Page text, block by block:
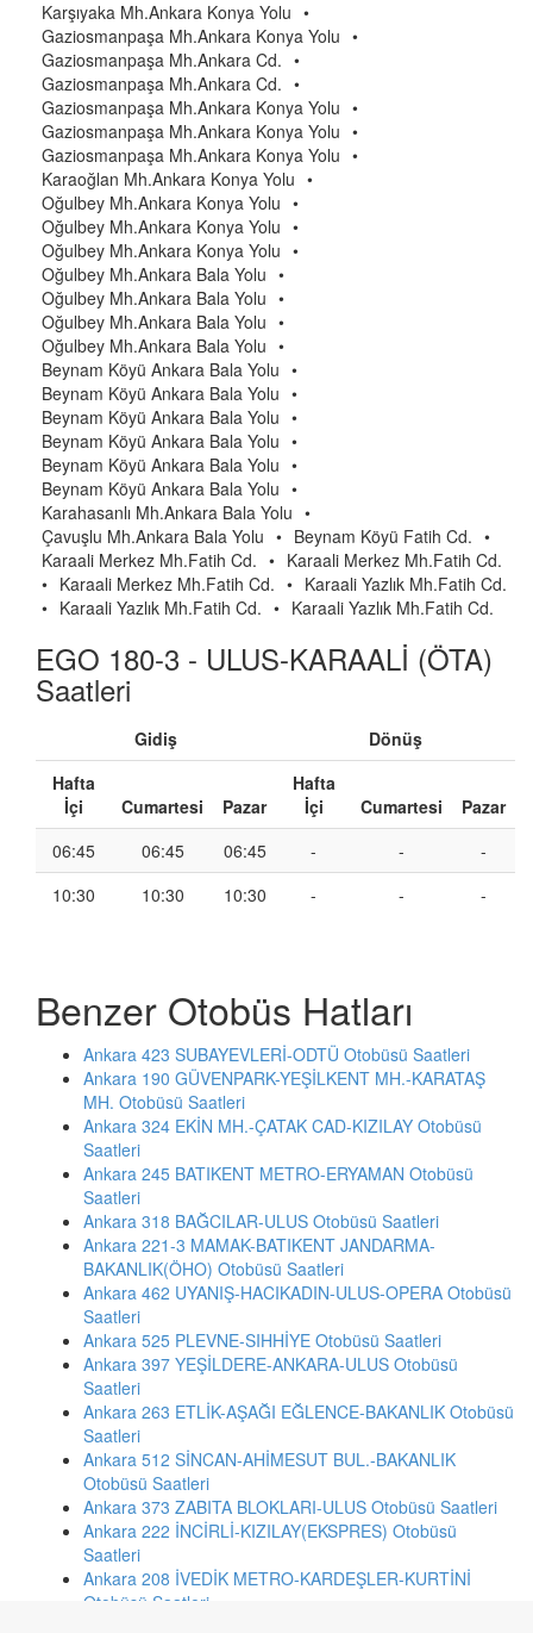
Karşıyaka Mh.Ankara Konya Yolu •
Gaziosmanpaşa Mh.Ankara Konya Yolu •
Gaziosmanpaşa Mh.Ankara Cd. •
Gaziosmanpaşa Mh.Ankara Cd. •
Gaziosmanpaşa Mh.Ankara Konya Yolu •
Gaziosmanpaşa Mh.Ankara Konya Yolu •
Gaziosmanpaşa Mh.Ankara Konya Yolu •
Karaoğlan Mh.Ankara Konya Yolu •
Oğulbey Mh.Ankara Konya Yolu •
Oğulbey Mh.Ankara Konya Yolu •
Oğulbey Mh.Ankara Konya Yolu •
Oğulbey Mh.Ankara Bala Yolu •
Oğulbey Mh.Ankara Bala Yolu •
Oğulbey Mh.Ankara Bala Yolu •
Oğulbey Mh.Ankara Bala Yolu •
Beynam Köyü Ankara Bala Yolu •
Beynam Köyü Ankara Bala Yolu •
Beynam Köyü Ankara Bala Yolu •
Beynam Köyü Ankara Bala Yolu •
Beynam Köyü Ankara Bala Yolu •
Beynam Köyü Ankara Bala Yolu •
Karahasanlı Mh.Ankara Bala Yolu •
Çavuşlu Mh.Ankara Bala Yolu • Beynam Köyü Fatih Cd. •
Karaali Merkez Mh.Fatih Cd. • Karaali Merkez Mh.Fatih Cd.
• Karaali Merkez Mh.Fatih Cd. • Karaali Yazlık Mh.Fatih Cd.
• Karaali Yazlık Mh.Fatih Cd. • Karaali Yazlık Mh.Fatih Cd.
EGO 180-3 - ULUS-KARAALİ (ÖTA)
Saatleri
Gidiş
Dönüş
Hafta
İçi
Cumartesi Pazar
Hafta
İçi
Cumartesi
Pazar
06:45
06:45 06:45 - -
-
10:30
10:30 10:30 - - -
Benzer Otobüs Hatları
Ankara 423 SUBAYEVLERİ-ODTÜ Otobüsü Saatleri
Ankara 190 GÜVENPARK-YEŞİLKENT MH.-KARATAŞ
MH. Otobüsü Saatleri
Ankara 324 EKİN MH.-ÇATAK CAD-KIZILAY Otobüsü
Saatleri
Ankara 245 BATIKENT METRO-ERYAMAN Otobüsü
Saatleri
Ankara 318 BAĞCILAR-ULUS Otobüsü Saatleri
Ankara 221-3 MAMAK-BATIKENT JANDARMA-
BAKANLIK(ÖHO) Otobüsü Saatleri
Ankara 462 UYANIŞ-HACIKADIN-ULUS-OPERA Otobüsü
Saatleri
Ankara 525 PLEVNE-SIHHİYE Otobüsü Saatleri
Ankara 397 YEŞİLDERE-ANKARA-ULUS Otobüsü
Saatleri
Ankara 263 ETLİK-AŞAĞI EĞLENCE-BAKANLIK Otobüsü
Saatleri
Ankara 512 SİNCAN-AHİMESUT BUL.-BAKANLIK
Otobüsü Saatleri
Ankara 373 ZABITA BLOKLARI-ULUS Otobüsü Saatleri
Ankara 222 İNCİRLİ-KIZILAY(EKSPRES) Otobüsü
Saatleri
Ankara 208 İVEDİK METRO-KARDEŞLER-KURTİNİ
Otobüsü Saatleri